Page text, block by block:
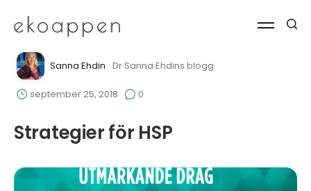
Sanna Ehdin Dr Sanna Ehdins blogg
september 25, 2018 0
Strategier för HSP